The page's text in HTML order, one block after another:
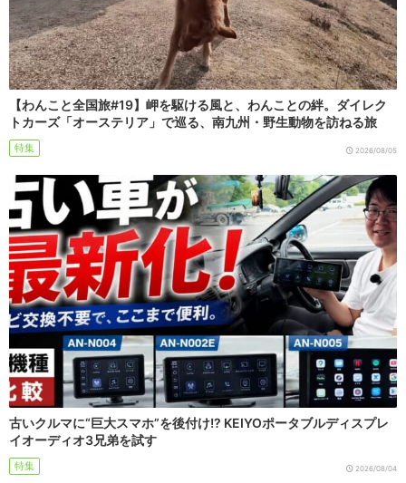
【わんこと全国旅#19】岬を駆ける風と、わんことの絆。ダイレク
トカーズ「オーステリア」で巡る、南九州・野生動物を訪ねる旅
特集 2026/08/05
古いクルマに“巨大スマホ”を後付け!? KEIYOポータブルディスプレ
イオーディオ3兄弟を試す
特集 2026/08/04